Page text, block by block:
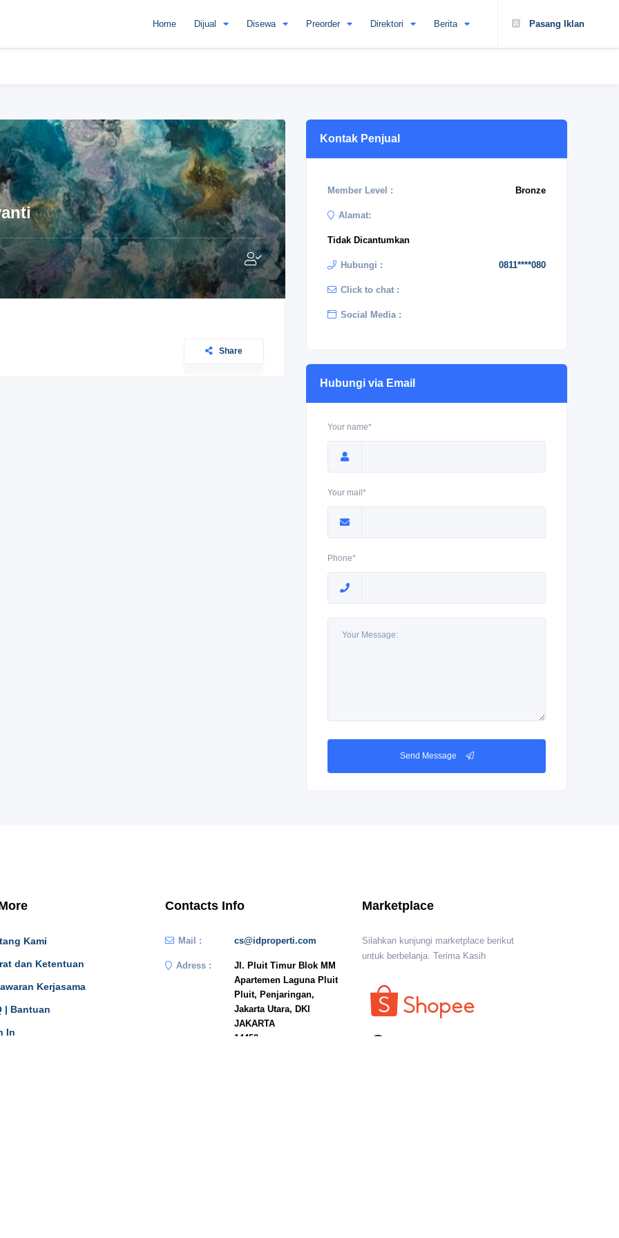
Pasang Iklan
Home Dijual Disewa Preorder Direktori Berita
Share
Kontak Penjual
Member Level : Bronze
Alamat:
Tidak Dicantumkan
Hubungi : 0811****080
Click to chat :
Social Media :
Hubungi via Email
Your name*
Your mail*
Phone*
Send Message
Kami
dan Ketentuan
Kerjasama
| Bantuan
In
Contacts Info
Mail : cs@idproperti.com
Adress :
Jl. Pluit Timur Blok MM
Apartemen Laguna Pluit
Pluit, Penjaringan,
Jakarta Utara, DKI
JAKARTA
14450
Marketplace
Silahkan kunjungi marketplace berikut
untuk berbelanja. Terima Kasih